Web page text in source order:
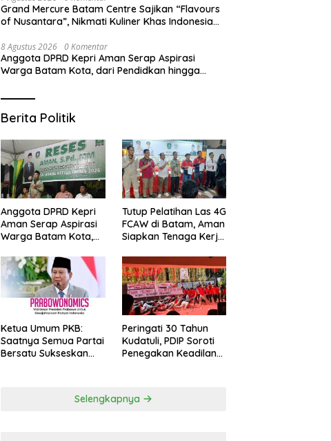
Buka Puasa di Ruang Rasa
Ramadan Grand Mercure
Batam Centre Berhadiah Emas
yang Wajib Dicoba,
Kelezatannya Tak Terlupakan!
Grand Mercure Batam Centre Sajikan “Flavours
of Nusantara”, Nikmati Kuliner Khas Indonesia
8 Agustus 2026 0 Komentar
Anggota DPRD Kepri Aman Serap Aspirasi
Warga Batam Kota, dari Pendidkan hingga
Berita Politik
Anggota DPRD Kepri
Aman Serap Aspirasi
Warga Batam Kota,
Pelatihan Tenaga
Kerja
Tutup Pelatihan Las 4G
FCAW di Batam, Aman
Siapkan Tenaga Kerja
Ketua Umum PKB:
Saatnya Semua Partai
Bersatu Sukseskan
Peringati 30 Tahun
Kudatuli, PDIP Soroti
Penegakan Keadilan
Selengkapnya